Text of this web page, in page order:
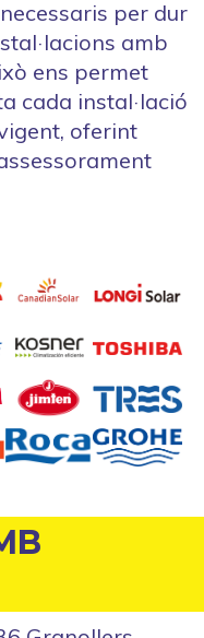
per dur
amb
ens permet
cada instal·lació
oferint